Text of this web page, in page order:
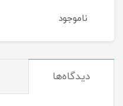
ناموجود
دیدگاه‌ها